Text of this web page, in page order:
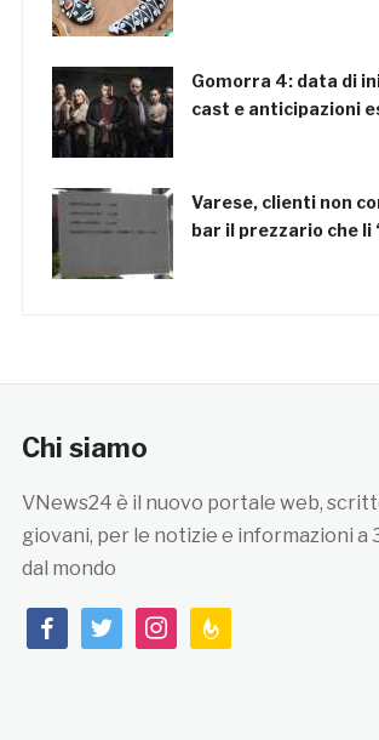
Gomorra 4: data di
cast e anticipazioni
Varese, clienti non
bar il prezzario che li
Chi siamo
VNews24 è il nuovo portale web,
giovani, per le notizie e informazioni a
dal mondo
facebooktwitterinstagramfeedburner